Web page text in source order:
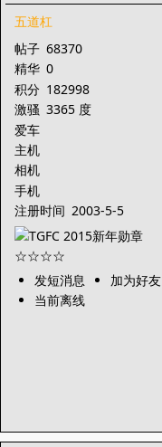
五道杠
帖子 68370
精华 0
积分 182998
激骚 3365 度
爱车
主机
相机
手机
注册时间 2003-5-5
发短消息
加为好友
当前离线